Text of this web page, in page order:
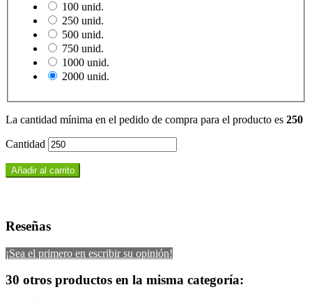
100 unid.
250 unid.
500 unid.
750 unid.
1000 unid.
2000 unid.
La cantidad mínima en el pedido de compra para el producto es 250
Cantidad
Añadir al carrito
Reseñas
¡Sea el primero en escribir su opinión!
30 otros productos en la misma categoría: